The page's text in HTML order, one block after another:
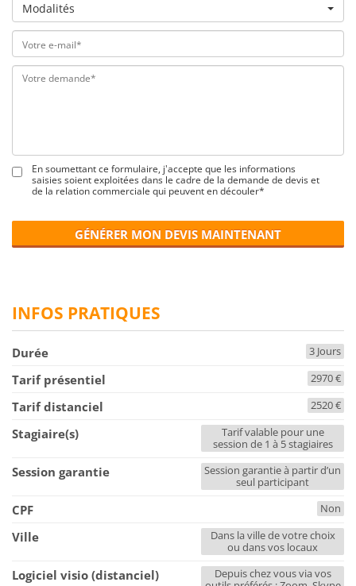
Modalités
En soumettant ce formulaire, j'accepte que les informations
saisies soient exploitées dans le cadre de la demande de devis et
de la relation commerciale qui peuvent en découler*
GÉNÉRER MON DEVIS MAINTENANT
INFOS PRATIQUES
Durée 3 Jours
Tarif présentiel 2970 €
Tarif distanciel 2520 €
Stagiaire(s)
Tarif valable pour une
session de 1 à 5 stagiaires
Session garantie
Session garantie à partir d’un
seul participant
CPF Non
Ville
Dans la ville de votre choix
ou dans vos locaux
Logiciel visio (distanciel)
Depuis chez vous via vos